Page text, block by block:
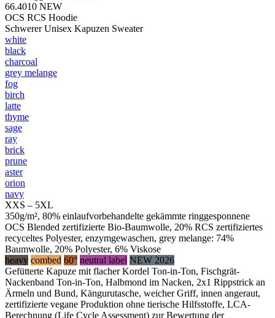
66.4010 NEW
OCS RCS Hoodie
Schwerer Unisex Kapuzen Sweater
white
black
charcoal
grey melange
fog
birch
latte
thyme
sage
ray
brick
prune
aster
orion
navy
XXS – 5XL
350g/m², 80% einlaufvorbehandelte gekämmte ringgesponnene
OCS Blended zertifizierte Bio-Baumwolle, 20% RCS zertifiziertes
recyceltes Polyester, enzymgewaschen, grey melange: 74%
Baumwolle, 20% Polyester, 6% Viskose
heavy combed 60° neutral label NEW 2026
Gefütterte Kapuze mit flacher Kordel Ton-in-Ton, Fischgrät-
Nackenband Ton-in-Ton, Halbmond im Nacken, 2x1 Rippstrick an
Ärmeln und Bund, Kängurutasche, weicher Griff, innen angeraut,
zertifizierte vegane Produktion ohne tierische Hilfsstoffe, LCA-
Berechnung (Life Cycle Assessment) zur Bewertung der